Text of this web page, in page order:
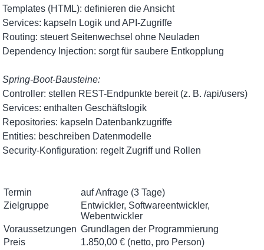
Templates (HTML): definieren die Ansicht
Services: kapseln Logik und API-Zugriffe
Routing: steuert Seitenwechsel ohne Neuladen
Dependency Injection: sorgt für saubere Entkopplung
Spring-Boot-Bausteine:
Controller: stellen REST-Endpunkte bereit (z. B. /api/users)
Services: enthalten Geschäftslogik
Repositories: kapseln Datenbankzugriffe
Entities: beschreiben Datenmodelle
Security-Konfiguration: regelt Zugriff und Rollen